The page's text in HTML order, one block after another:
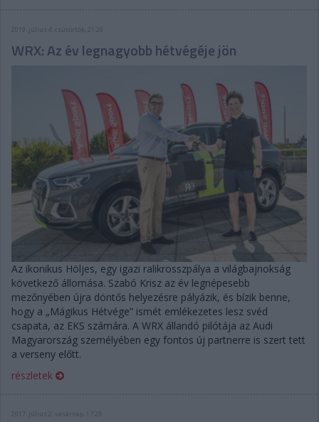
2019. július 4. csütörtök, 21:20
WRX: Az év legnagyobb hétvégéje jön
Az ikonikus Höljes, egy igazi ralikrosszpálya a világbajnokság
következő állomása. Szabó Krisz az év legnépesebb
mezőnyében újra döntős helyezésre pályázik, és bízik benne,
hogy a „Mágikus Hétvége” ismét emlékezetes lesz svéd
csapata, az EKS számára. A WRX állandó pilótája az Audi
Magyarország személyében egy fontos új partnerre is szert tett
a verseny előtt.
részletek
2017. július 2. vasárnap, 17:28